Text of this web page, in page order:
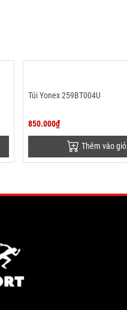
Túi Yonex 259BT004U
850.000₫
Thêm vào giỏ